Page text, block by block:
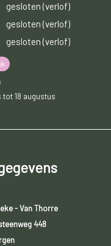
gesloten (verlof)
gesloten (verlof)
gesloten (verlof)
tot 18 augustus
- Van Thorre
448